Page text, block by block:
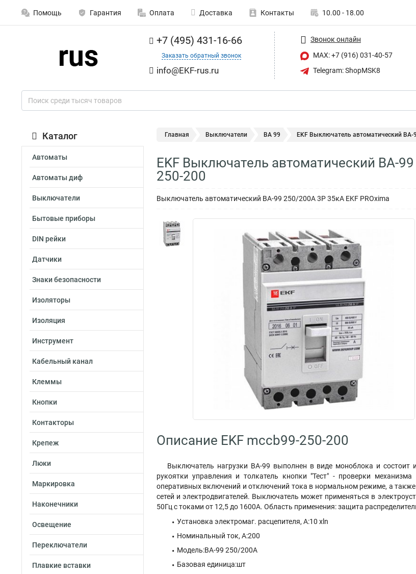
Помощь Гарантия Оплата Доставка Контакты 10.00 - 18.00
+7 (495) 431-16-66
Заказать обратный звонок
info@EKF-rus.ru
Звонок онлайн
MAX: +7 (916) 031-40-57
Telegram: ShopMSK8
Каталог
Автоматы
Автоматы диф
Выключатели
Бытовые приборы
DIN рейки
Датчики
Знаки безопасности
Изоляторы
Изоляция
Инструмент
Кабельный канал
Клеммы
Кнопки
Контакторы
Крепеж
Люки
Маркировка
Наконечники
Освещение
Переключатели
Плавкие вставки
Главная Выключатели ВА 99 EKF Выключатель автоматический ВА-
EKF Выключатель автоматический ВА-
250-200
Выключатель автоматический ВА-99 250/200А 3P 35кА EKF PROxima
Описание EKF mccb99-250-200
Выключатель нагрузки ВА-99 выполнен в виде моноблока и
рукоятки управления и толкатель кнопки "Тест" - проверки
оперативных включений и отключений тока в нормальном режиме, а
сетей и электродвигателей. Выключатель может применяться в
50Гц с токами от 12,5 до 1600A. Область применения: защита
Установка электромаг. расцепителя, А:10 xln
Номинальный ток, А:200
Модель:ВА-99 250/200A
Базовая единица:шт